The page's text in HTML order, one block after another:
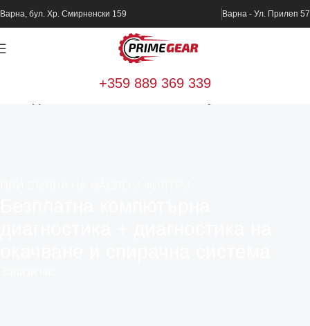
Варна, бул. Хр. Смирненски 159 Варна - Ул. Прилеп 57
+359 889 369 339